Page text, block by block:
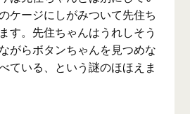
ケージにしがみついて先住ち
す。先住ちゃんはうれしそう
がらボタンちゃんを見つめな
ている、という謎のほほえま